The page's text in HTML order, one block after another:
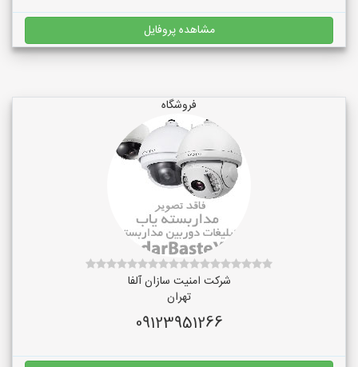
مشاهده پروفایل
فروشگاه
شرکت امنیت سازان آلفا
تهران
09123951266